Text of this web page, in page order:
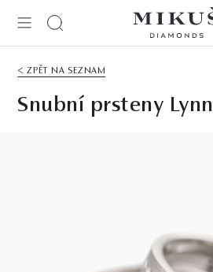
< ZPĚT NA SEZNAM
Snubní prsteny Lynn